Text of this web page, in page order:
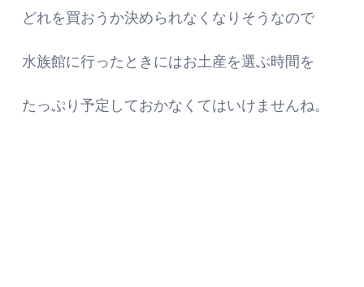
どれを買おうか決められなくなりそうなので
水族館に行ったときにはお土産を選ぶ時間を
たっぷり予定しておかなくてはいけませんね。